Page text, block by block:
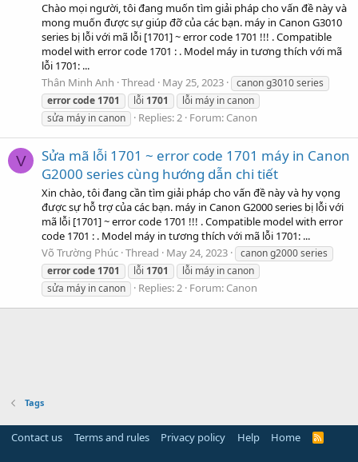
Chào mọi người, tôi đang muốn tìm giải pháp cho vấn đề này và
mong muốn được sự giúp đỡ của các bạn. máy in Canon G3010
series bị lỗi với mã lỗi [1701] ~ error code 1701 !!! . Compatible
model with error code 1701 : . Model máy in tương thích với mã
lỗi 1701: ...
Thân Minh Anh Thread May 25, 2023
canon g3010 series
errorcode 1701 lỗi 1701
lỗi máy in canon
sửa máy in canon
Replies: 2 Forum: Canon
V
Sửa mã lỗi 1701 ~ error code 1701 máy in Canon
G2000 series cùng hướng dẫn chi tiết
Xin chào, tôi đang cần tìm giải pháp cho vấn đề này và hy vọng
được sự hỗ trợ của các bạn. máy in Canon G2000 series bị lỗi với
mã lỗi [1701] ~ error code 1701 !!! . Compatible model with error
code 1701 : . Model máy in tương thích với mã lỗi 1701: ...
Võ Trường Phúc Thread May 24, 2023
canon g2000 series
errorcode 1701 lỗi 1701
lỗi máy in canon
sửa máy in canon
Replies: 2 Forum: Canon
Tags
Contact us Terms and rules Privacy policy Help Home
R